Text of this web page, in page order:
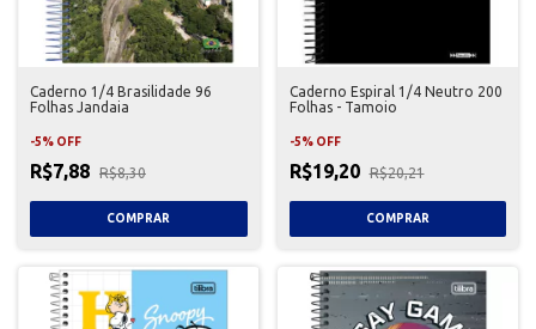
Caderno 1/4 Brasilidade 96
Folhas Jandaia
-5% OFF
R$7,88 R$8,30
Caderno Espiral 1/4 Neutro 200
Folhas - Tamoio
-5% OFF
R$19,20 R$20,21